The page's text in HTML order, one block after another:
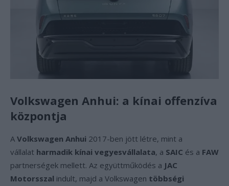
Volkswagen Anhui: a kínai offenzíva
központja
A Volkswagen Anhui 2017-ben jött létre, mint a
vállalat harmadik kínai vegyesvállalata, a SAIC és a FAW
partnerségek mellett. Az együttműködés a JAC
Motorsszal indult, majd a Volkswagen többségi